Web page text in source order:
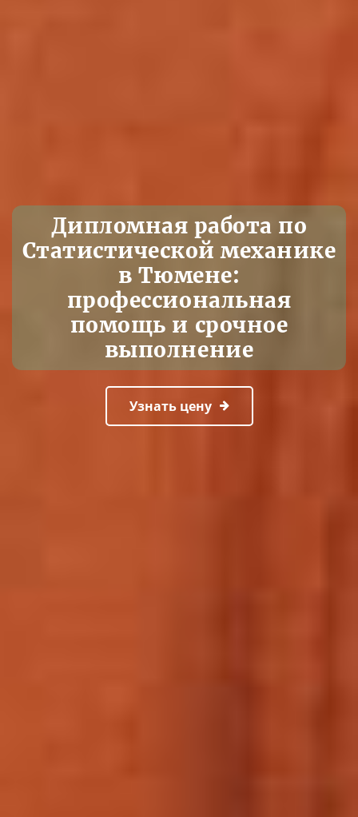
Дипломная работа по
Статистической механике
в Тюмене:
профессиональная
помощь и срочное
выполнение
Узнать цену